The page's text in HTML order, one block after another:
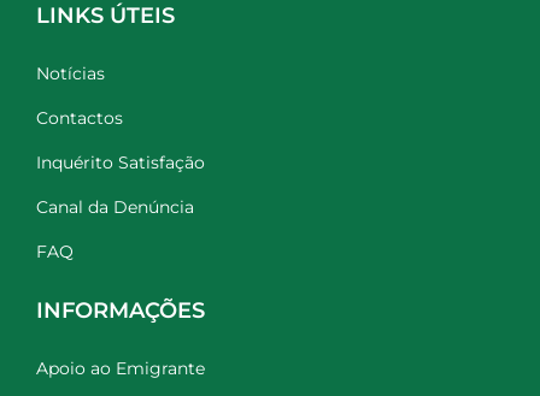
LINKS ÚTEIS
Notícias
Contactos
Inquérito Satisfação
Canal da Denúncia
FAQ
INFORMAÇÕES
Apoio ao Emigrante